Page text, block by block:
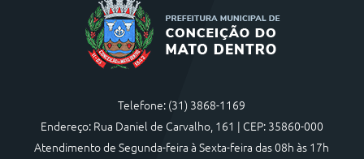
Telefone: (31) 3868-1169
Endereço: Rua Daniel de Carvalho, 161 | CEP: 35860-000
Atendimento de Segunda-feira à Sexta-feira das 08h às 17h